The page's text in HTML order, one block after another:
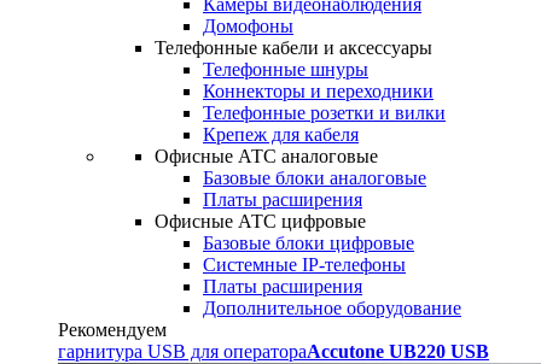
Камеры видеонаблюдения
Домофоны
Телефонные кабели и аксессуары
Телефонные шнуры
Коннекторы и переходники
Телефонные розетки и вилки
Крепеж для кабеля
Офисные АТС аналоговые
Базовые блоки аналоговые
Платы расширения
Офисные АТС цифровые
Базовые блоки цифровые
Системные IP-телефоны
Платы расширения
Дополнительное оборудование
Рекомендуем
гарнитура USB для оператораAccutone UB220 USB